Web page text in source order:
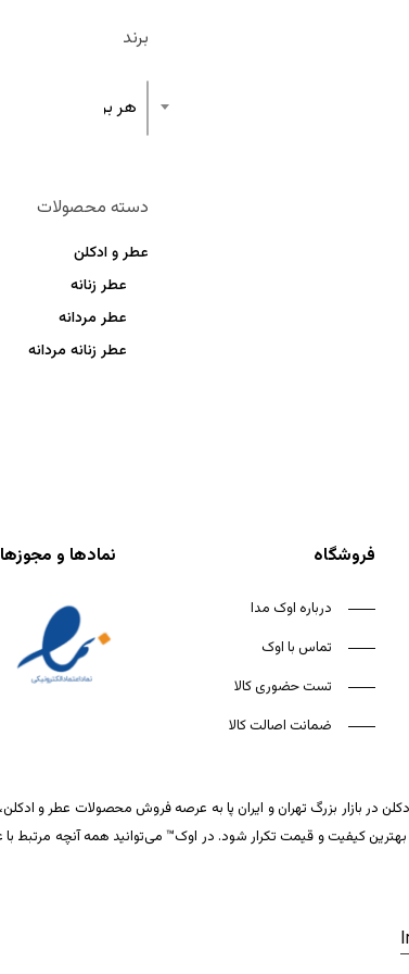
برند
هر برند
دسته محصولات
عطر و ادکلن
عطر زنانه
عطر مردانه
عطر زنانه مردانه
فروشگاه
درباره اوک مدا
تماس با اوک
تست حضوری کالا
ضمانت اصالت کالا
نمادها و مجوزها
در بازار بزرگ تهران و ایران پا به عرصه فروش محصولات عطر و
کیفیت و قیمت تکرار شود. در اوک™ می‌توانید همه آنچه مرتبط با